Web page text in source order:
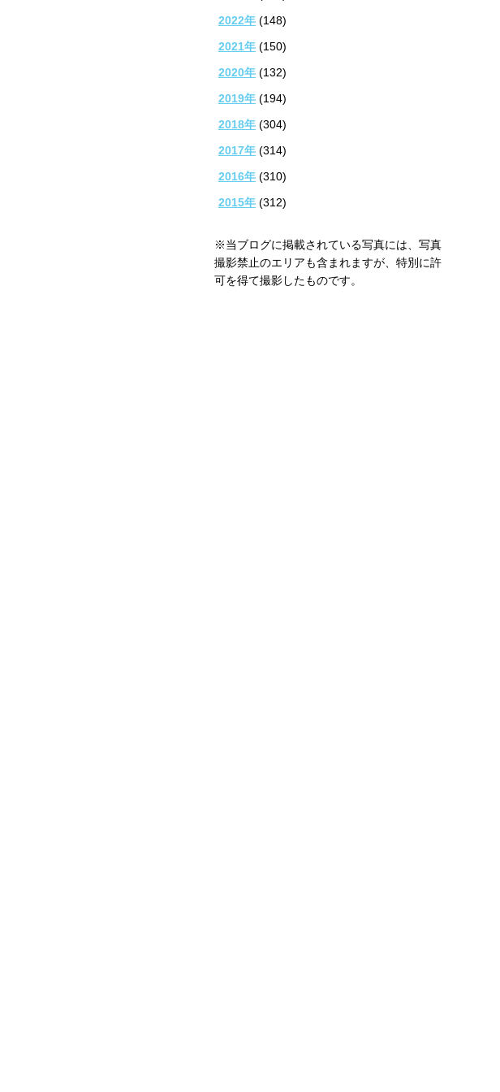
2022年 (148)
2021年 (150)
2020年 (132)
2019年 (194)
2018年 (304)
2017年 (314)
2016年 (310)
2015年 (312)
※当ブログに掲載されている写真には、写真
撮影禁止のエリアも含まれますが、特別に許
可を得て撮影したものです。